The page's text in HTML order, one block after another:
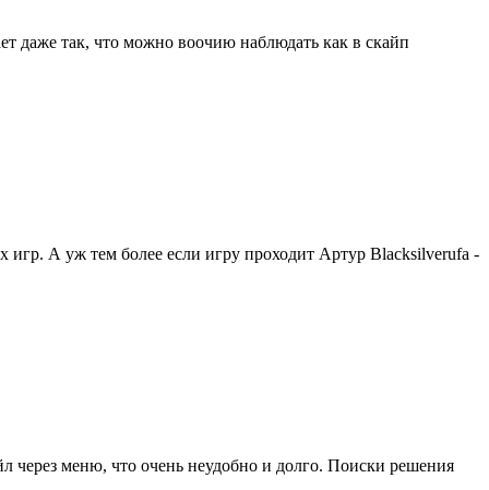
даже так, что можно воочию наблюдать как в скайп
А уж тем более если игру проходит Артур Blacksilverufa -
через меню, что очень неудобно и долго. Поиски решения